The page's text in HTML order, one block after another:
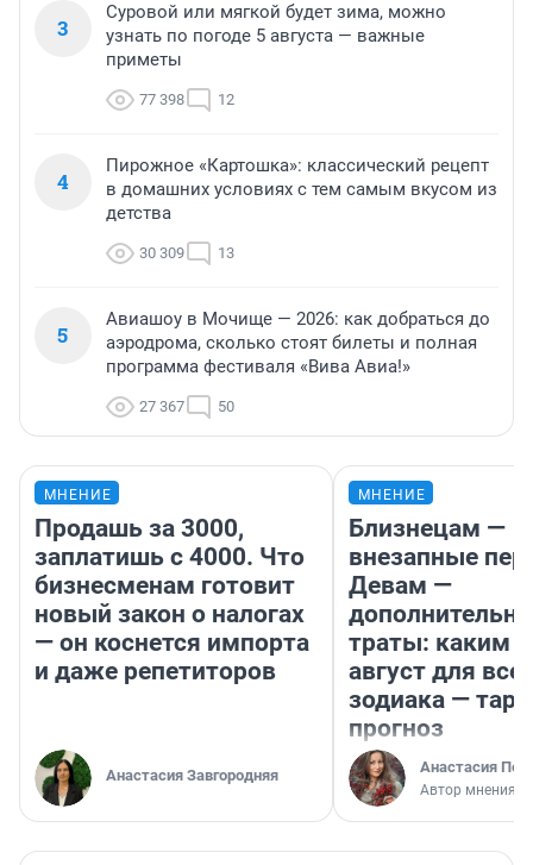
3
Суровой или мягкой будет зима, можно
узнать по погоде 5 августа — важные
приметы
77 398 12
4
Пирожное «Картошка»: классический рецепт
в домашних условиях с тем самым вкусом из
детства
30 309 13
5
Авиашоу в Мочище — 2026: как добраться до
аэродрома, сколько стоят билеты и полная
программа фестиваля «Вива Авиа!»
27 367 50
МНЕНИЕ
Продашь за 3000,
заплатишь с 4000. Что
бизнесменам готовит
новый закон о налогах
— он коснется импорта
и даже репетиторов
Анастасия Завгородняя
МНЕНИЕ
Близнецам —
внезапные
Девам —
траты: каким
август для
зодиака —
прогноз
Анастасия
Автор мнения